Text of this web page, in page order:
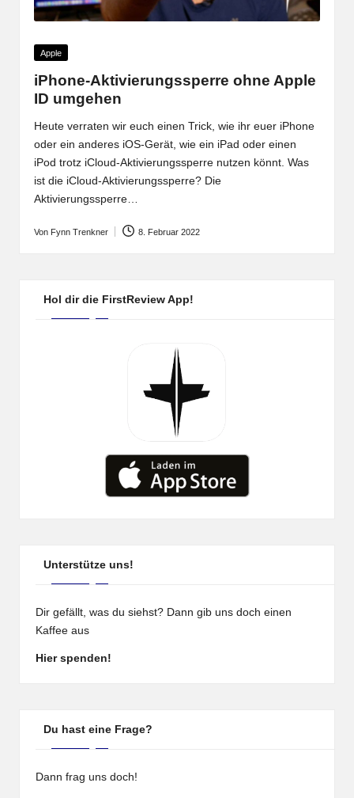
Posted
Apple
iPhone-Aktivierungssperre ohne Apple
ID umgehen
Heute verraten wir euch einen Trick, wie ihr euer iPhone
oder ein anderes iOS-Gerät, wie ein iPad oder einen
iPod trotz iCloud-Aktivierungssperre nutzen könnt. Was
ist die iCloud-Aktivierungssperre? Die
Aktivierungssperre…
Posted
Von Fynn Trenkner 8. Februar 2022
Hol dir die FirstReview App!
Unterstütze uns!
Dir gefällt, was du siehst? Dann gib uns doch einen
Kaffee aus
Hier spenden!
Du hast eine Frage?
Dann frag uns doch!